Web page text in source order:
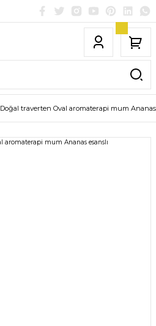
Doğal traverten Oval aromaterapi mum Ananas